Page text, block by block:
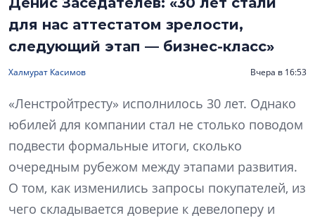
для нас аттестатом зрелости,
следующий этап — бизнес-класс»
Халмурат Касимов Вчера в 16:53
«Ленстройтресту» исполнилось 30 лет. Однако
юбилей для компании стал не столько поводом
подвести формальные итоги, сколько
очередным рубежом между этапами развития.
О том, как изменились запросы покупателей, из
чего складывается доверие к девелоперу и